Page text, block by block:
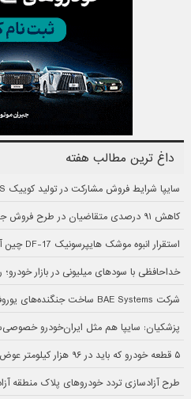
داغ ترین مطالب هفته
سایپا شرایط فروش مشارکت در تولید کوییک S را در مرداد 1405 اعلام کرد
کاهش ۹۱ درصدی متقاضیان در طرح فروش جدید ایران خودرو
استقرار انبوه موشک هایپرسونیک DF-17 چین آغاز شد؛ سلاحی با رهگیری بسیار دشوار
خداحافظی با سودهای میلیونی در بازار خودرو؛
شرکت BAE Systems ساخت جنگنده‌های یوروفایتر تایفون برای ترکیه را کلید زد
پزشکیان: سایپا هم مثل ایران‌خودرو
۵ قطعه خودرو که باید در ۹۶ هزار کیلومتر عوض کنید
طرح آزادسازی تردد خودروهای پلاک منطقه